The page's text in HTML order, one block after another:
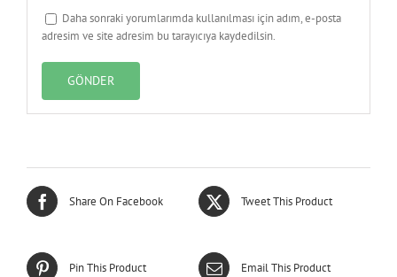
Daha sonraki yorumlarımda kullanılması için adım, e-posta
adresim ve site adresim bu tarayıcıya kaydedilsin.
Share On Facebook Tweet This Product
Pin This Product Email This Product